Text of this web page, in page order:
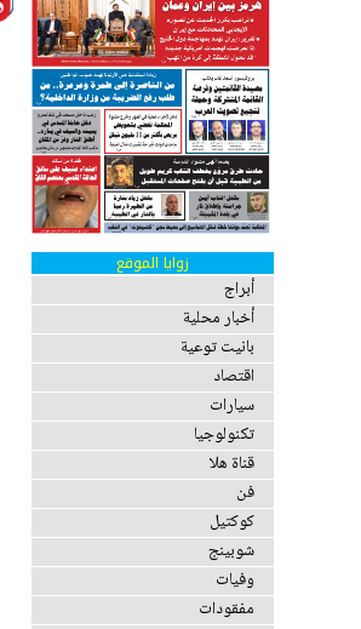
زوايا الموقع
أبراج
أخبار محلية
بانيت توعية
اقتصاد
سيارات
تكنولوجيا
قناة هلا
فن
كوكتيل
شوبينج
وفيات
مفقودات